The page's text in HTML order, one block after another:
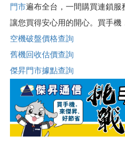
門市遍布全台，一間購買連鎖服
讓您買得安心用的開心。買手機
空機破盤價格查詢
舊機回收估價查詢
傑昇門市據點查詢